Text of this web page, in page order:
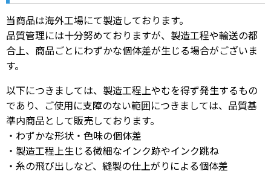
当商品は海外工場にて製造しております。
品質管理には十分努めておりますが、製造工程や輸送の都
合上、商品ごとにわずかな個体差が生じる場合がございま
す。
以下につきましては、製造工程上やむを得ず発生するもの
であり、ご使用に支障のない範囲につきましては、品質基
準内商品として販売しております。
・わずかな形状・色味の個体差
・製造工程上生じる微細なインク跡やインク跳ね
・糸の飛び出しなど、縫製の仕上がりによる個体差